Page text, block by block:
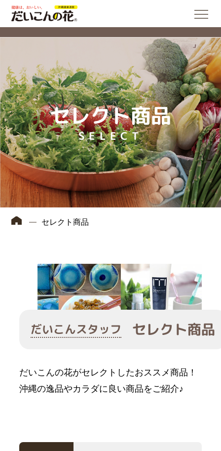
セレクト商品
SELECT
セレクト商品
だいこんスタッフ セレクト商品
だいこんの花がセレクトしたおススメ商品！
沖縄の逸品やカラダに良い商品をご紹介♪